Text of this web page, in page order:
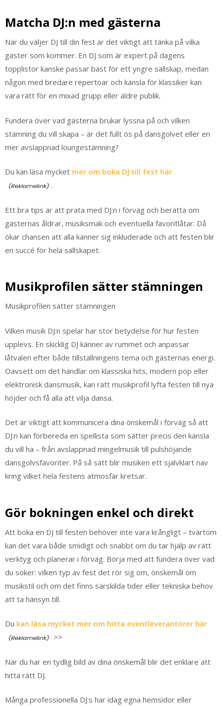
Matcha DJ:n med gästerna
När du väljer DJ till din fest är det viktigt att tänka på vilka
gäster som kommer. En DJ som är expert på dagens
topplistor kanske passar bäst för ett yngre sällskap, medan
någon med bredare repertoar och känsla för klassiker kan
vara rätt för en mixad grupp eller äldre publik.
Fundera över vad gästerna brukar lyssna på och vilken
stämning du vill skapa – är det fullt ös på dansgolvet eller en
mer avslappnad loungestämning?
Du kan läsa mycket mer om boka DJ till fest här
.
Ett bra tips är att prata med DJ:n i förväg och berätta om
gästernas åldrar, musiksmak och eventuella favoritlåtar. Då
ökar chansen att alla känner sig inkluderade och att festen blir
en succé för hela sällskapet.
Musikprofilen sätter stämningen
Musikprofilen sätter stämningen
Vilken musik DJ:n spelar har stor betydelse för hur festen
upplevs. En skicklig DJ känner av rummet och anpassar
låtvalen efter både tillställningens tema och gästernas energi.
Oavsett om det handlar om klassiska hits, modern pop eller
elektronisk dansmusik, kan rätt musikprofil lyfta festen till nya
höjder och få alla att vilja dansa.
Det är viktigt att kommunicera dina önskemål i förväg så att
DJ:n kan förbereda en spellista som sätter precis den känsla
du vill ha – från avslappnad mingelmusik till pulshöjande
dansgolvsfavoriter. På så sätt blir musiken ett självklart nav
kring vilket hela festens atmosfär kretsar.
Gör bokningen enkel och direkt
Att boka en DJ till festen behöver inte vara krångligt – tvärtom
kan det vara både smidigt och snabbt om du tar hjälp av rätt
verktyg och planerar i förväg. Börja med att fundera över vad
du söker: vilken typ av fest det rör sig om, önskemål om
musikstil och om det finns särskilda tider eller tekniska behov
att ta hänsyn till.
Du kan läsa mycket mer om hitta eventleverantörer här
>>
När du har en tydlig bild av dina önskemål blir det enklare att
hitta rätt DJ.
Många professionella DJ:s har idag egna hemsidor eller